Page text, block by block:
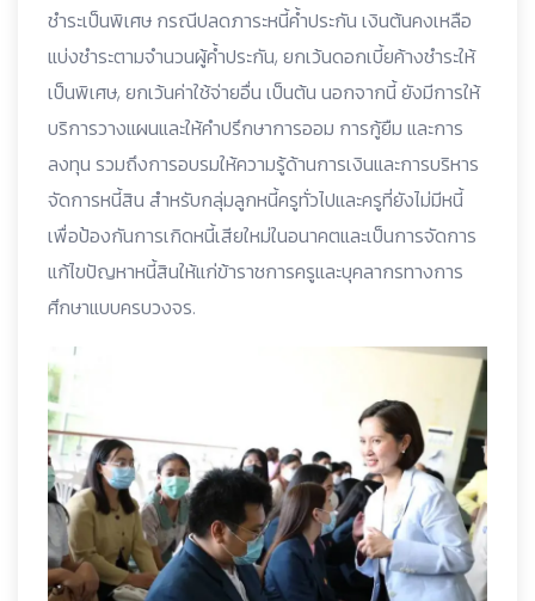
ชำระเป็นพิเศษ กรณีปลดภาระหนี้ค้ำประกัน เงินต้นคงเหลือ
แบ่งชำระตามจำนวนผู้ค้ำประกัน, ยกเว้นดอกเบี้ยค้างชำระให้
เป็นพิเศษ, ยกเว้นค่าใช้จ่ายอื่น เป็นต้น นอกจากนี้ ยังมีการให้
บริการวางแผนและให้คำปรึกษาการออม การกู้ยืม และการ
ลงทุน รวมถึงการอบรมให้ความรู้ด้านการเงินและการบริหาร
จัดการหนี้สิน สำหรับกลุ่มลูกหนี้ครูทั่วไปและครูที่ยังไม่มีหนี้
เพื่อป้องกันการเกิดหนี้เสียใหม่ในอนาคตและเป็นการจัดการ
แก้ไขปัญหาหนี้สินให้แก่ข้าราชการครูและบุคลากรทางการ
ศึกษาแบบครบวงจร.